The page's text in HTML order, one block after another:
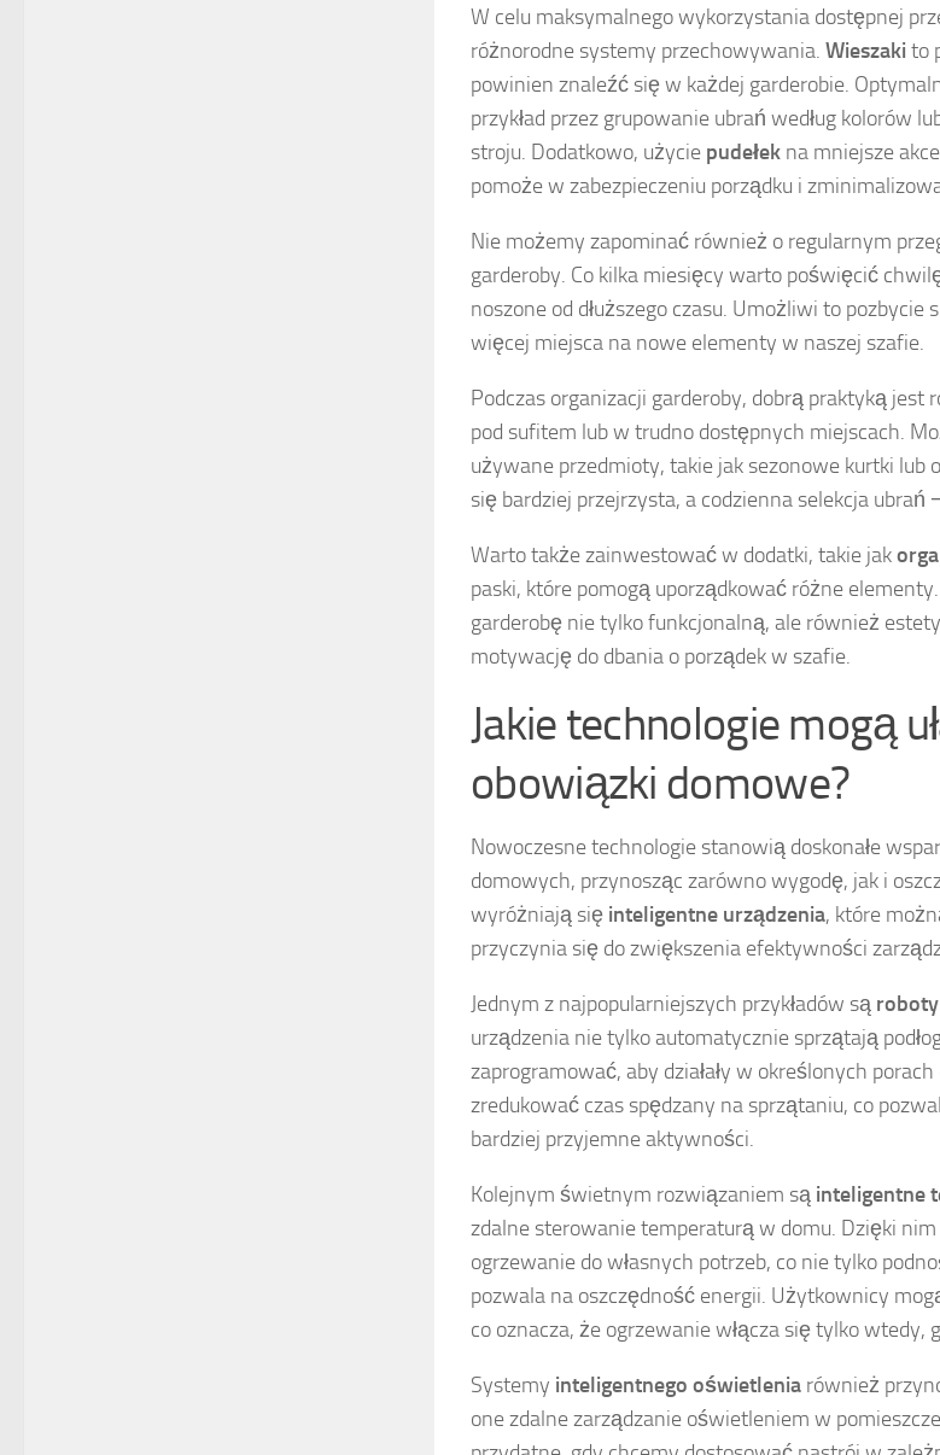
W celu maksymalnego wykorzystania dostępnej
różnorodne systemy przechowywania. Wieszaki to
powinien znaleźć się w każdej garderobie.
przykład przez grupowanie ubrań według kolorów
stroju. Dodatkowo, użycie pudełek na mniejsze
pomoże w zabezpieczeniu porządku i
Nie możemy zapominać również o regularnym
garderoby. Co kilka miesięcy warto poświęcić
noszone od dłuższego czasu. Umożliwi to
więcej miejsca na nowe elementy w naszej szafie.
Podczas organizacji garderoby, dobrą praktyką
pod sufitem lub w trudno dostępnych miejscach.
używane przedmioty, takie jak sezonowe kurtki lub
się bardziej przejrzysta, a codzienna selekcja ubrań
Warto także zainwestować w dodatki, takie jak
paski, które pomogą uporządkować różne
garderobę nie tylko funkcjonalną, ale również
motywację do dbania o porządek w szafie.
Jakie technologie mogą
obowiązki domowe?
Nowoczesne technologie stanowią doskonałe
domowych, przynosząc zarówno wygodę, jak i
wyróżniają się inteligentne urządzenia, które
przyczynia się do zwiększenia efektywności
Jednym z najpopularniejszych przykładów są
urządzenia nie tylko automatycznie sprzątają
zaprogramować, aby działały w określonych
zredukować czas spędzany na sprzątaniu, co
bardziej przyjemne aktywności.
Kolejnym świetnym rozwiązaniem są inteligentne
zdalne sterowanie temperaturą w domu. Dzięki
ogrzewanie do własnych potrzeb, co nie tylko
pozwala na oszczędność energii. Użytkownicy
co oznacza, że ogrzewanie włącza się tylko wtedy,
Systemy inteligentnego oświetlenia również
one zdalne zarządzanie oświetleniem w